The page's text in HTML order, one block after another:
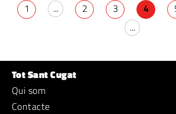
1 ... 2 3 4
...
Tot Sant Cugat
Qui som
Contacte